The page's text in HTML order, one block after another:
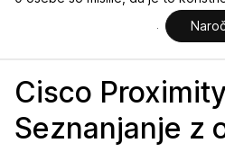
Cisco
Seznanjanje z